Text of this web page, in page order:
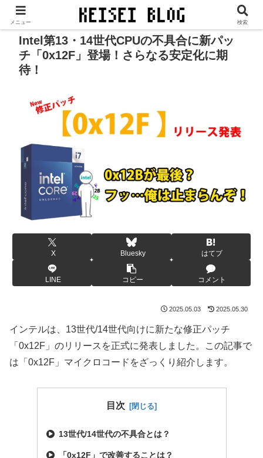
当サイトは、広告／PR等が表示されます。
Intel第13・14世代CPUの不具合に新パッ
チ「0x12F」登場！さらなる安定化に期
待！
X Bluesky はてブ
LINE コピー コメント
2025.05.03 2025.05.30
インテルは、13世代/14世代向けに新たな修正パッチ
「0x12F」のリリースを正式に発表しました。この記事で
は「0x12F」マイクロコードをざっくり紹介します。
目次
13世代/14世代の不具合とは？
「0x12F」で改善することは？
メニュー 検索